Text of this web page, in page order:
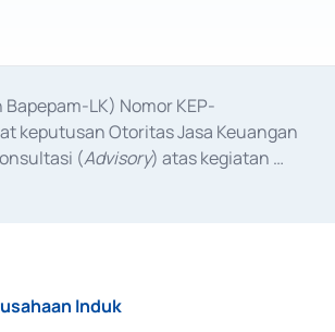
LK) Nomor KEP-
keputusan Otoritas Jasa Keuangan
(Advisory) atas kegiatan
Induk